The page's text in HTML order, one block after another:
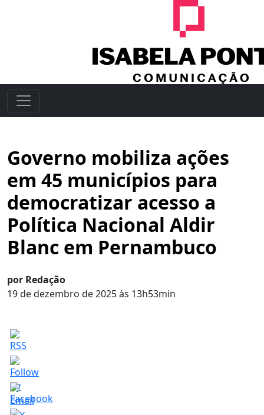
Governo mobiliza ações
em 45 municípios para
democratizar acesso a
Política Nacional Aldir
Blanc em Pernambuco
por Redação
19 de dezembro de 2025 às 13h53min